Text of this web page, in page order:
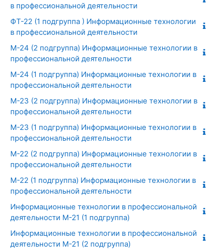
в профессиональной деятельности
ФТ-22 (1 подгруппа ) Информационные технологии
в профессиональной деятельности
М-24 (2 подгруппа) Информационные технологии в
профессиональной деятельности
М-24 (1 подгруппа) Информационные технологии в
профессиональной деятельности
М-23 (2 подгруппа) Информационные технологии в
профессиональной деятельности
М-23 (1 подгруппа) Информационные технологии в
профессиональной деятельности
М-22 (2 подгруппа) Информационные технологии в
профессиональной деятельности
М-22 (1 подгруппа) Информационные технологии в
профессиональной деятельности
Информационные технологии в профессиональной
деятельности М-21 (1 подгруппа)
Информационные технологии в профессиональной
деятельности М-21 (2 подгруппа)